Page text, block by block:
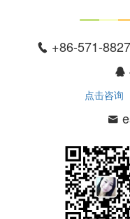
+86-571-
点击咨询